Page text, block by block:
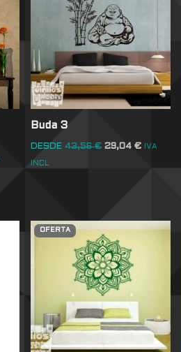
Buda 3
DESDE 43,56€ 29,04€ IVA
INCL
OFERTA